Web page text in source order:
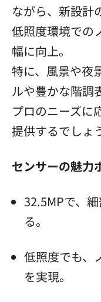
ながら、新設計
低照度環境での
幅に向上。
特に、風景や夜
ルや豊かな階調
プロのニーズに
提供するでしょ
センサーの魅力
32.5MPで、
る。
低照度でも、
を実現。